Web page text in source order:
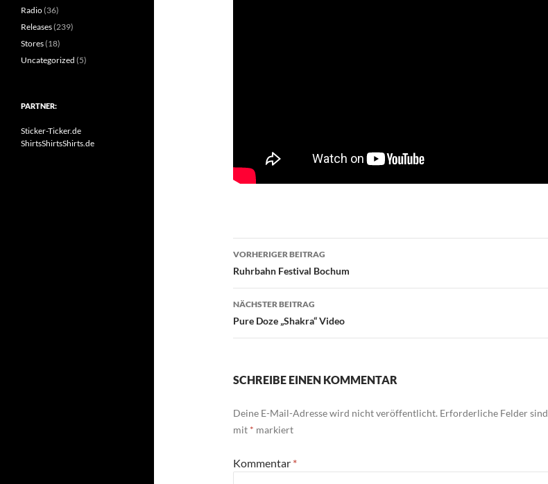
Beitragsnavigation
VORHERIGER BEITRAG
Ruhrbahn Festival Bochum
NÄCHSTER BEITRAG
Pure Doze „Shakra“ Video
SCHREIBE EINEN KOMMENTAR
Deine E-Mail-Adresse wird nicht veröffentlicht. Erforderliche Felder sind
mit * markiert
Kommentar *
Radio(36)
Releases(239)
Stores(18)
Uncategorized (5)
PARTNER:
Sticker-Ticker.de
ShirtsShirtsShirts.de